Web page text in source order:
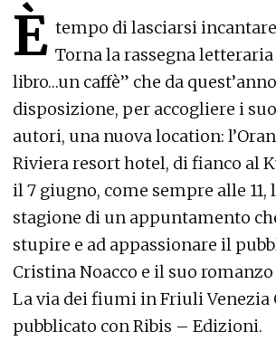
È tempo di lasciarsi
Torna la rassegna
libro…un caffè” che da
disposizione, per accogliere i
autori, una nuova location:
Riviera resort hotel, di fianco al
il 7 giugno, come sempre alle 11,
stagione di un appuntamento
stupire e ad appassionare il
Cristina Noacco e il suo romanzo
La via dei fiumi in Friuli Venezia
pubblicato con Ribis – Edizioni.